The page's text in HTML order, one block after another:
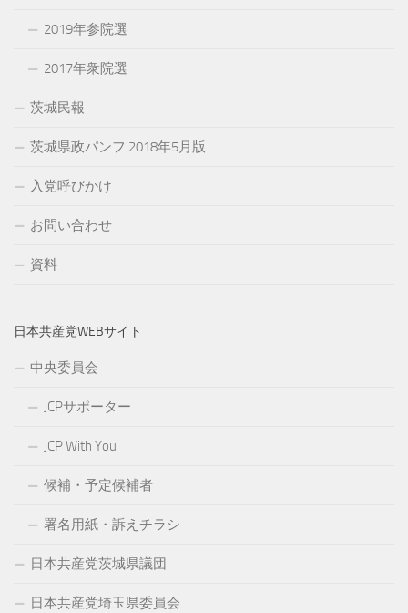
2019年参院選
2017年衆院選
茨城民報
茨城県政パンフ 2018年5月版
入党呼びかけ
お問い合わせ
資料
日本共産党WEBサイト
中央委員会
JCPサポーター
JCP With You
候補・予定候補者
署名用紙・訴えチラシ
日本共産党茨城県議団
日本共産党埼玉県委員会